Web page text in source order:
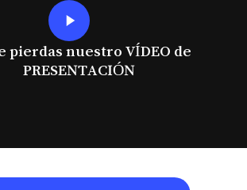
Play
Video
pierdas nuestro VÍDEO de
PRESENTACIÓN